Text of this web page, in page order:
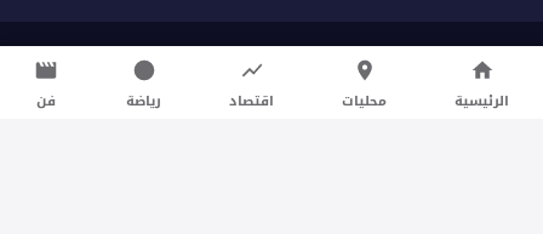
سياسة الخصوصية
شروط الاستخدام
الرئيسية محليات اقتصاد رياضة فن